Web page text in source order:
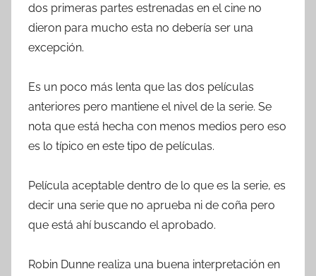
dos primeras partes estrenadas en el cine no
dieron para mucho esta no debería ser una
excepción.
Es un poco más lenta que las dos películas
anteriores pero mantiene el nivel de la serie. Se
nota que está hecha con menos medios pero eso
es lo típico en este tipo de películas.
Película aceptable dentro de lo que es la serie, es
decir una serie que no aprueba ni de coña pero
que está ahí buscando el aprobado.
Robin Dunne realiza una buena interpretación en